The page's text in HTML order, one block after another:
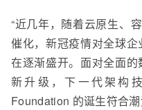
“近几年，随着云原生、
催化，新冠疫情对全球
在逐渐盛开。面对全面
新升级，下一代架构
Foundation 的诞生符合